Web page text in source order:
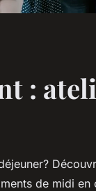
:
de midi en